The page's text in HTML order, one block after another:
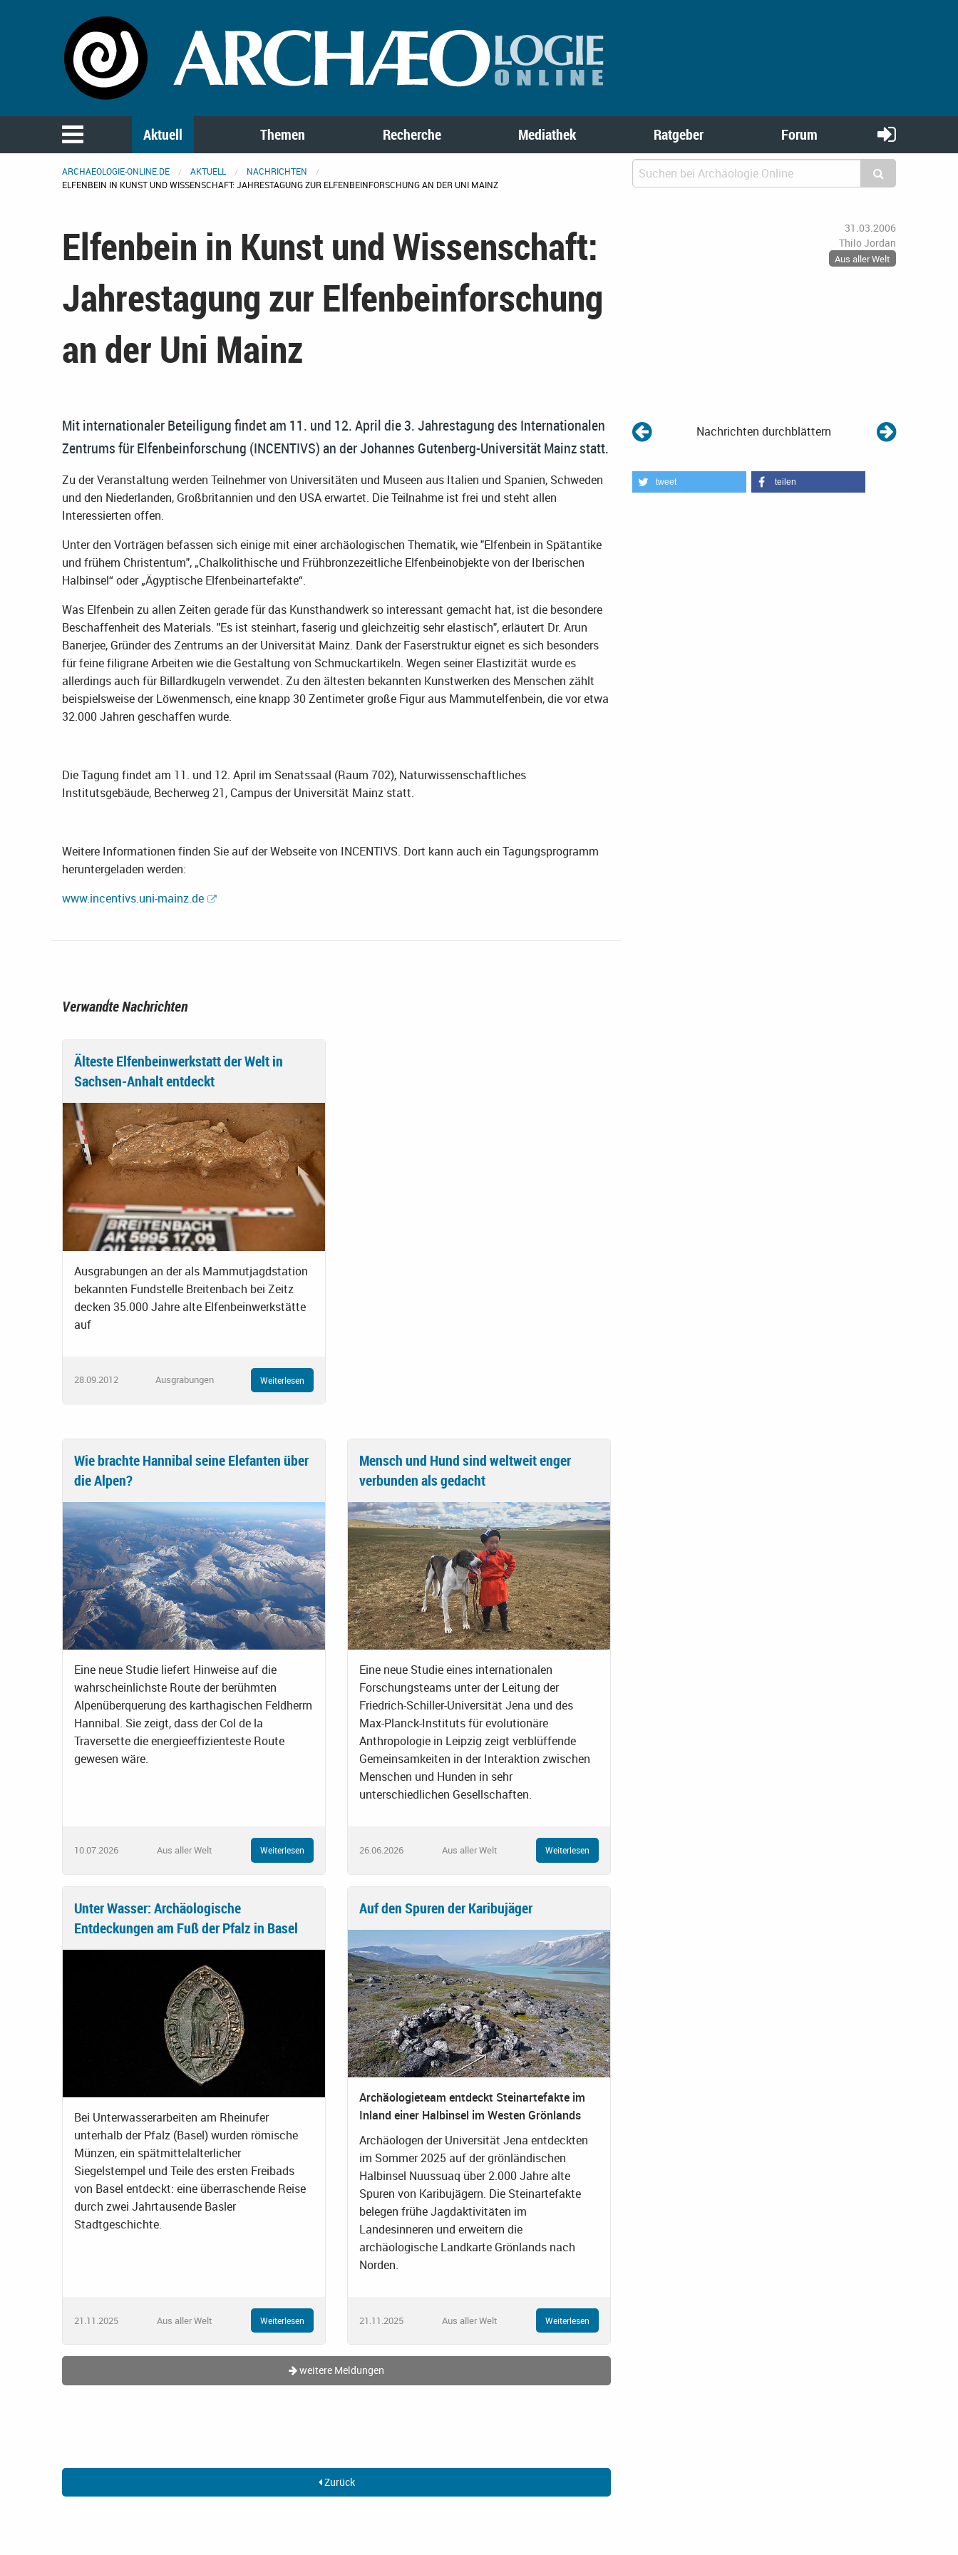
Aktuell Themen Recherche Mediathek Ratgeber Forum
ARCHAEOLOGIE-ONLINE.DE AKTUELL
NACHRICHTEN
ELFENBEIN IN KUNST UND WISSENSCHAFT: JAHRESTAGUNG ZUR ELFENBEINFORSCHUNG AN DER UNI MAINZ
Elfenbein in Kunst und Wissenschaft:
Jahrestagung zur Elfenbeinforschung
an der Uni Mainz
31.03.2006
Thilo Jordan
Aus aller Welt
Mit internationaler Beteiligung findet am 11. und 12. April die 3. Jahrestagung des Internationalen
Zentrums für Elfenbeinforschung (INCENTIVS) an der Johannes Gutenberg-Universität Mainz statt.
Nachrichten durchblättern
Zu der Veranstaltung werden Teilnehmer von Universitäten und Museen aus Italien und Spanien, Schweden
und den Niederlanden, Großbritannien und den USA erwartet. Die Teilnahme ist frei und steht allen
Interessierten offen.
Unter den Vorträgen befassen sich einige mit einer archäologischen Thematik, wie "Elfenbein in Spätantike
und frühem Christentum", „Chalkolithische und Frühbronzezeitliche Elfenbeinobjekte von der Iberischen
Halbinsel“ oder „Ägyptische Elfenbeinartefakte“.
Was Elfenbein zu allen Zeiten gerade für das Kunsthandwerk so interessant gemacht hat, ist die besondere
Beschaffenheit des Materials. "Es ist steinhart, faserig und gleichzeitig sehr elastisch", erläutert Dr. Arun
Banerjee, Gründer des Zentrums an der Universität Mainz. Dank der Faserstruktur eignet es sich besonders
für feine filigrane Arbeiten wie die Gestaltung von Schmuckartikeln. Wegen seiner Elastizität wurde es
allerdings auch für Billardkugeln verwendet. Zu den ältesten bekannten Kunstwerken des Menschen zählt
beispielsweise der Löwenmensch, eine knapp 30 Zentimeter große Figur aus Mammutelfenbein, die vor etwa
32.000 Jahren geschaffen wurde.
Die Tagung findet am 11. und 12. April im Senatssaal (Raum 702), Naturwissenschaftliches
Institutsgebäude, Becherweg 21, Campus der Universität Mainz statt.
Weitere Informationen finden Sie auf der Webseite von INCENTIVS. Dort kann auch ein Tagungsprogramm
heruntergeladen werden:
www.incentivs.uni-mainz.de
tweet teilen
Verwandte Nachrichten
Älteste Elfenbeinwerkstatt der Welt in
Sachsen-Anhalt entdeckt
Ausgrabungen an der als Mammutjagdstation
bekannten Fundstelle Breitenbach bei Zeitz
decken 35.000 Jahre alte Elfenbeinwerkstätte
auf
28.09.2012 Ausgrabungen Weiterlesen
Wie brachte Hannibal seine Elefanten über
die Alpen?
Eine neue Studie liefert Hinweise auf die
wahrscheinlichste Route der berühmten
Alpenüberquerung des karthagischen Feldherrn
Hannibal. Sie zeigt, dass der Col de la
Traversette die energieeffizienteste Route
gewesen wäre.
10.07.2026 Aus aller Welt Weiterlesen
Mensch und Hund sind weltweit enger
verbunden als gedacht
Eine neue Studie eines internationalen
Forschungsteams unter der Leitung der
Friedrich-Schiller-Universität Jena und des
Max-Planck-Instituts für evolutionäre
Anthropologie in Leipzig zeigt verblüffende
Gemeinsamkeiten in der Interaktion zwischen
Menschen und Hunden in sehr
unterschiedlichen Gesellschaften.
26.06.2026 Aus aller Welt Weiterlesen
Unter Wasser: Archäologische
Entdeckungen am Fuß der Pfalz in Basel
Bei Unterwasserarbeiten am Rheinufer
unterhalb der Pfalz (Basel) wurden römische
Münzen, ein spätmittelalterlicher
Siegelstempel und Teile des ersten Freibads
von Basel entdeckt: eine überraschende Reise
durch zwei Jahrtausende Basler
Stadtgeschichte.
21.11.2025 Aus aller Welt Weiterlesen
Auf den Spuren der Karibujäger
Archäologieteam entdeckt Steinartefakte im
Inland einer Halbinsel im Westen Grönlands
Archäologen der Universität Jena entdeckten
im Sommer 2025 auf der grönländischen
Halbinsel Nuussuaq über 2.000 Jahre alte
Spuren von Karibujägern. Die Steinartefakte
belegen frühe Jagdaktivitäten im
Landesinneren und erweitern die
archäologische Landkarte Grönlands nach
Norden.
21.11.2025 Aus aller Welt Weiterlesen
weitere Meldungen
Zurück